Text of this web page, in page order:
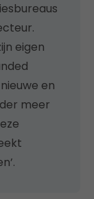
eigen
en
meer